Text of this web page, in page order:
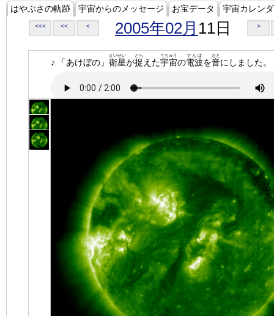
はやぶさの軌跡 宇宙からのメッセージ お宝データ 宇宙カレン
<<< << < 2005年02月 11日 >
♪ 「あけぼの」 衛星
えいせい
が捉
とら
えた宇宙
うちゅう
の電波
でんぱ
を音
おと
にしました。